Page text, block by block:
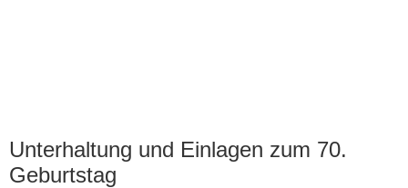
Unterhaltung und Einlagen zum 70.
Geburtstag